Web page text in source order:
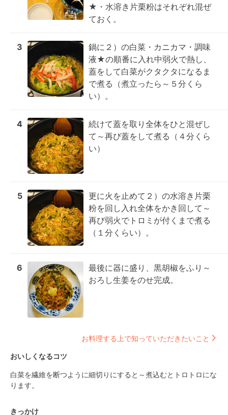
★・水溶き片栗粉はそれぞれ混ぜ
ておく。
3
鍋に２）の白菜・カニカマ・調味
液★の順番に入れ中弱火で熱し、
蓋をして白菜がクタクタになるま
で煮る（煮立ったら～５分くら
い）。
4
続けて蓋を取り全体をひと混ぜし
て～再び蓋をして煮る（４分くら
い）
5
更に火を止めて２）の水溶き片栗
粉を回し入れ全体をかき回して～
再び弱火でトロミが付くまで煮る
（１分くらい）。
6
最後に器に盛り、黒胡椒をふり～
おろし生姜をのせ完成。
お料理する上で知っていただきたいこと
おいしくなるコツ
白菜を繊維を断つように細切りにすると～煮込むとトロトロにな
ります。
きっかけ